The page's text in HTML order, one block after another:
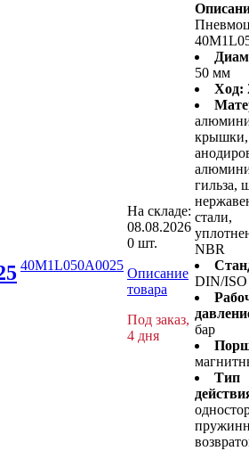
40M1L050A0025
На складе:
08.08.2026
0 шт.
Описание
товара
Под заказ,
4 дня
50 мм
Ход:
крышки,
гильза,
стали,
NBR
DIN/ISO
бар
Тип